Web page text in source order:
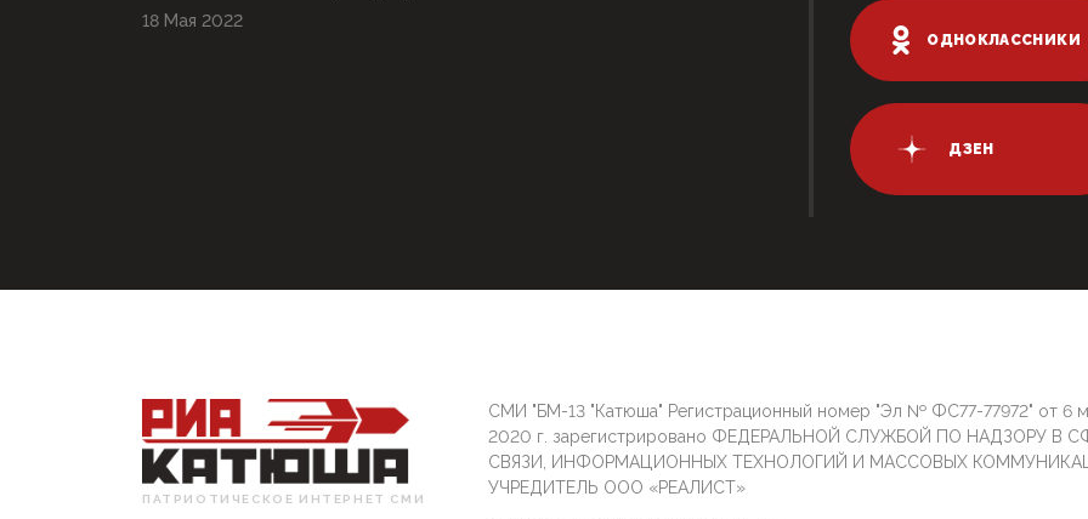
18 Мая 2022
ОДНОКЛАССНИКИ
ДЗЕН
ПАТРИОТИЧЕСКОЕ ИНТЕРНЕТ СМИ
СМИ "БМ-13 "Катюша" Регистрационный номер "Эл № ФС77-77972" от 6
2020 г. зарегистрировано ФЕДЕРАЛЬНОЙ СЛУЖБОЙ ПО НАДЗОРУ В
СВЯЗИ, ИНФОРМАЦИОННЫХ ТЕХНОЛОГИЙ И МАССОВЫХ
УЧРЕДИТЕЛЬ ООО «РЕАЛИСТ»